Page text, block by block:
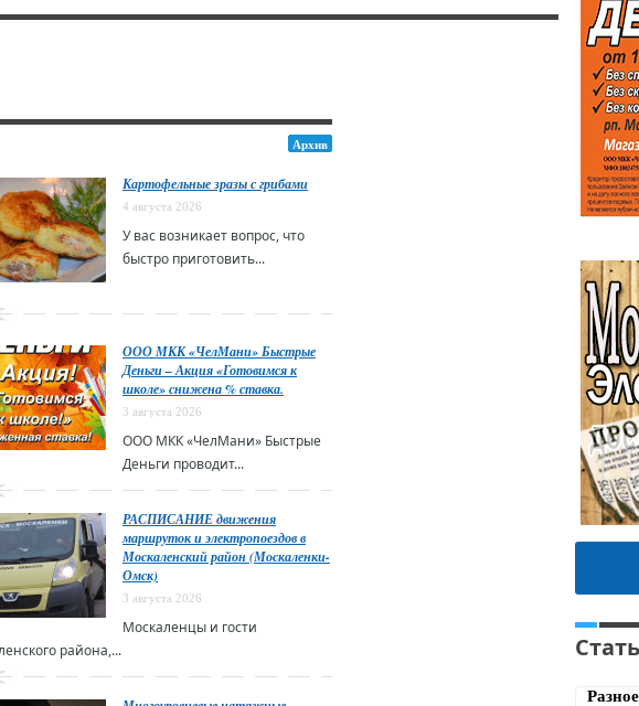
Архив
Картофельные зразы с грибами
4 августа 2026
У вас возникает вопрос, что
быстро приготовить...
ООО МКК «ЧелМани» Быстрые
Деньги – Акция «Готовимся к
школе» снижена % ставка.
3 августа 2026
ООО МКК «ЧелМани» Быстрые
Деньги проводит...
РАСПИСАНИЕ движения
маршруток и электропоездов в
Москаленский район (Москаленки-
Омск)
3 августа 2026
Москаленцы и гости
района,...
Разное